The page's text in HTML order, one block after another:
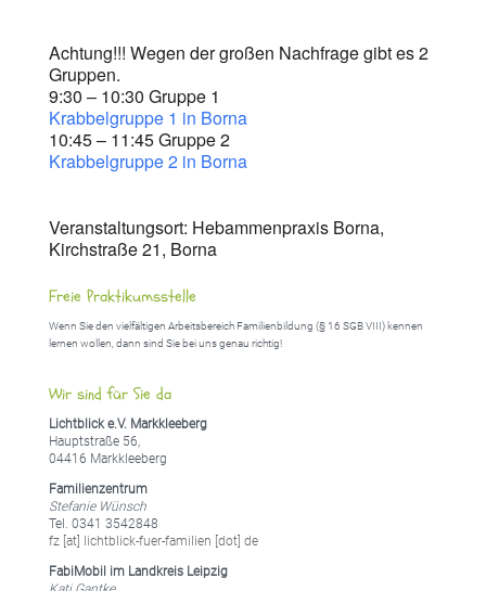
Achtung!!! Wegen der großen Nachfrage gibt es 2
Gruppen.
9:30 – 10:30 Gruppe 1
Krabbelgruppe 1 in Borna
10:45 – 11:45 Gruppe 2
Krabbelgruppe 2 in Borna
Veranstaltungsort: Hebammenpraxis Borna,
Kirchstraße 21, Borna
Freie Praktikumsstelle
Wenn Sie den vielfältigen Arbeitsbereich Familienbildung (§ 16 SGB VIII) kennen
lernen wollen, dann sind Sie bei uns genau richtig!
Wir sind für Sie da
Lichtblick e.V. Markkleeberg
Hauptstraße 56,
04416 Markkleeberg
Familienzentrum
Stefanie Wünsch
Tel. 0341 3542848
fz [at] lichtblick-fuer-familien [dot] de
FabiMobil im Landkreis Leipzig